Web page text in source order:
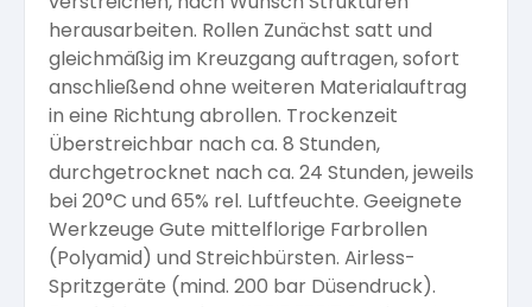
herausarbeiten. Rollen Zunächst satt und
gleichmäßig im Kreuzgang auftragen, sofort
anschließend ohne weiteren Materialauftrag
in eine Richtung abrollen. Trockenzeit
Überstreichbar nach ca. 8 Stunden,
durchgetrocknet nach ca. 24 Stunden, jeweils
bei 20°C und 65% rel. Luftfeuchte. Geeignete
Werkzeuge Gute mittelflorige Farbrollen
(Polyamid) und Streichbürsten. Airless-
Spritzgeräte (mind. 200 bar Düsendruck).